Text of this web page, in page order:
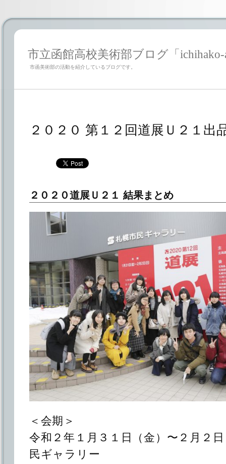
市立函館高校美術部ブログ「ichihako-
市函美術部の活動を紹介しているブログです。
２０２０ 第１２回道展Ｕ２１出
２０２０道展Ｕ２１ 結果まとめ
＜会期＞
令和２年１月３１日（金）〜２月２
民ギャラリー